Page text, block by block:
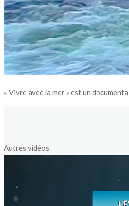
« Vivre avec la mer » est un
Autres vidéos